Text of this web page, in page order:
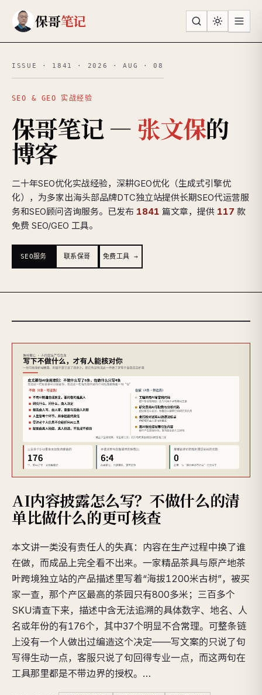
保哥笔记
SEO & GEO 实战经验
保哥笔记 — 张文保的
博客
二十年SEO优化实战经验，深耕GEO优化（生成式引擎优
化），为多家出海头部品牌DTC独立站提供长期SEO代运营服
务和SEO顾问咨询服务。已发布 1841 篇文章，提供 117 款
免费 SEO/GEO 工具。
SEO服务 联系保哥 免费工具 →
AI内容披露怎么写？不做什么的清
单比做什么的更可核查
本文讲一类没有责任人的失真：内容在生产过程中换了谁
在做，而成品上完全看不出来。一家精品茶具与原产地茶
叶跨境独立站的产品描述里写着“海拔1200米古树”，被买
家一查，那个产区最高的茶园只有800多米；三百多个
SKU清查下来，描述中含无法追溯的具体数字、地名、人
名或年份的有176个，其中37个明显不合常理。可整条链
上没有一个人做出过编造这个决定——写文案的只说了句
写得生动一点，客服只说了句回得专业一点，而这两句在
工具那里都是不带边界的授权。…